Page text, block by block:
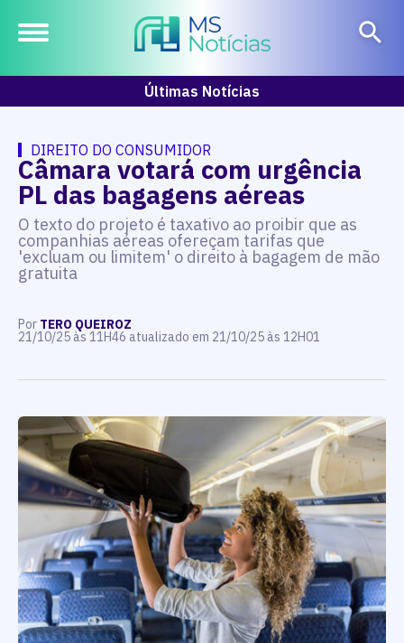
Últimas Notícias
DIREITO DO CONSUMIDOR
Câmara votará com urgência
PL das bagagens aéreas
O texto do projeto é taxativo ao proibir que as
companhias aéreas ofereçam tarifas que
'excluam ou limitem' o direito à bagagem de mão
gratuita
Por TERO QUEIROZ
21/10/25 às 11H46 atualizado em 21/10/25 às 12H01